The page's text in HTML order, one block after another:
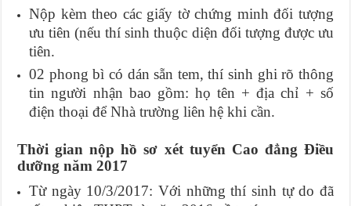
Nộp kèm theo các giấy tờ chứng minh đối tượng
ưu tiên (nếu thí sinh thuộc diện đối tượng được ưu
tiên.
02 phong bì có dán sẵn tem, thí sinh ghi rõ thông
tin người nhận bao gồm: họ tên + địa chỉ + số
điện thoại để Nhà trường liên hệ khi cần.
Thời gian nộp hồ sơ xét tuyển Cao đẳng Điều
dưỡng năm 2017
Từ ngày 10/3/2017: Với những thí sinh tự do đã